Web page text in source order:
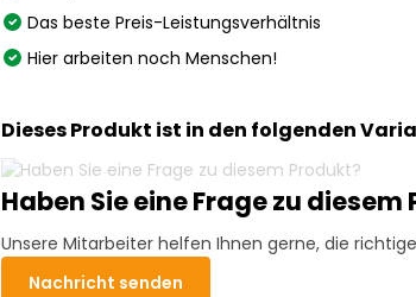
Das beste Preis-Leistungsverhältnis
Hier arbeiten noch Menschen!
Dieses Produkt ist in den folgenden
Haben Sie eine Frage zu diesem
Unsere Mitarbeiter helfen Ihnen gerne, die
Nachricht senden